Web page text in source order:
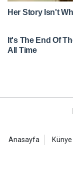
Anasayfa Künye